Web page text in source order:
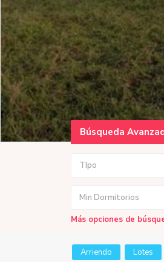
Búsqueda
TIpo
Min Dormitorios
Más opciones de
Arriendo Lotes